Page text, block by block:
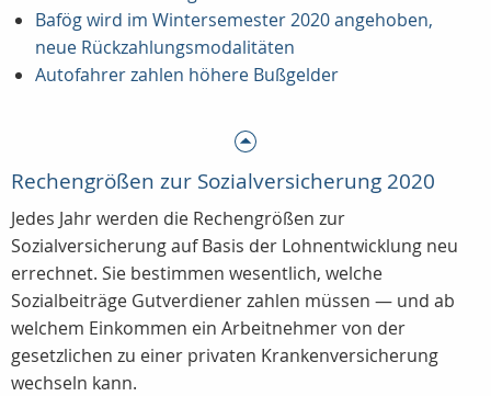
Bafög wird im Wintersemester 2020 angehoben,
neue Rückzahlungsmodalitäten
Autofahrer zahlen höhere Bußgelder
Rechengrößen zur Sozialversicherung 2020
Jedes Jahr werden die Rechengrößen zur
Sozialversicherung auf Basis der Lohnentwicklung neu
errechnet. Sie bestimmen wesentlich, welche
Sozialbeiträge Gutverdiener zahlen müssen — und ab
welchem Einkommen ein Arbeitnehmer von der
gesetzlichen zu einer privaten Krankenversicherung
wechseln kann.